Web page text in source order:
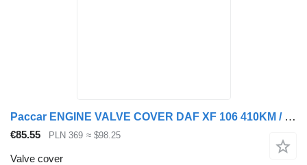
Paccar ENGINE VALVE COVER DAF XF 106 410KM / 460KM / 510KM EURO 6 1885471 for truck tractor
€85.55 PLN 369 ≈ $98.25
Valve cover